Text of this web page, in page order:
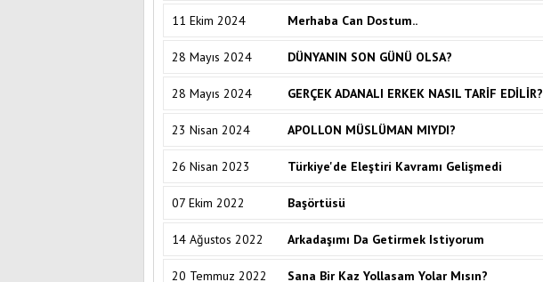
11 Ekim 2024 Merhaba Can Dostum..
28 Mayıs 2024 DÜNYANIN SON GÜNÜ OLSA?
28 Mayıs 2024 GERÇEK ADANALI ERKEK NASIL TARİF EDİLİR?
23 Nisan 2024 APOLLON MÜSLÜMAN MIYDI?
26 Nisan 2023 Türkiye'de Eleştiri Kavramı Gelişmedi
07 Ekim 2022 Başörtüsü
14 Ağustos 2022 Arkadaşımı Da Getirmek Istiyorum
20 Temmuz 2022 Sana Bir Kaz Yollasam Yolar Mısın?